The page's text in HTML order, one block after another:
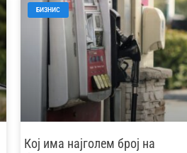
БИЗНИС
Кој има најголем број на